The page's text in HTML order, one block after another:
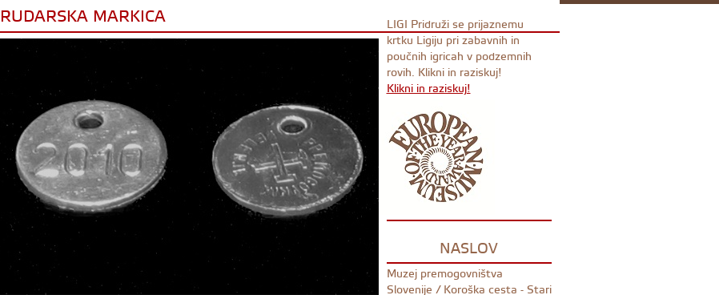
LIGI Pridruži se prijaznemu
krtku Ligiju pri zabavnih in
poučnih igricah v podzemnih
rovih. Klikni in raziskuj!
Klikni in raziskuj!
NASLOV
Muzej premogovništva
Slovenije / Koroška cesta - Stari
RUDARSKA MARKICA